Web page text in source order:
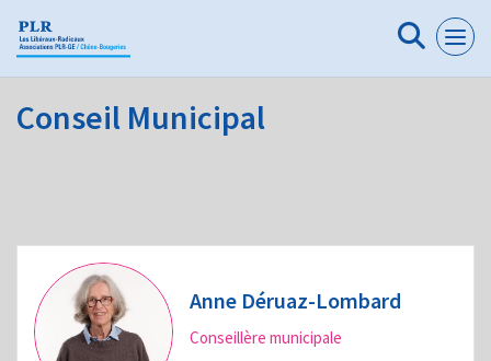
Conseil Municipal
Anne Déruaz-Lombard
Conseillère municipale